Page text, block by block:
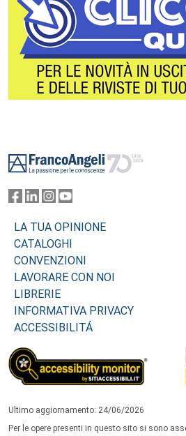
LA TUA OPINIONE
CATALOGHI
CONVENZIONI
LAVORARE CON NOI
LIBRERIE
INFORMATIVA PRIVACY
ACCESSIBILITÁ
Ultimo aggiornamento: 24/06/2026
Per le opere presenti in questo sito si sono